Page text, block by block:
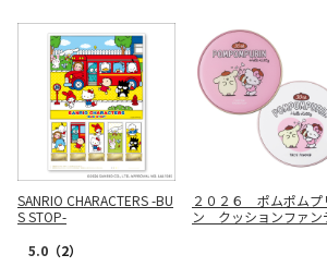
SANRIO CHARACTERS -BU
S STOP-
5.0 （2）
２０２６ ポムポムプ
ン クッションファン